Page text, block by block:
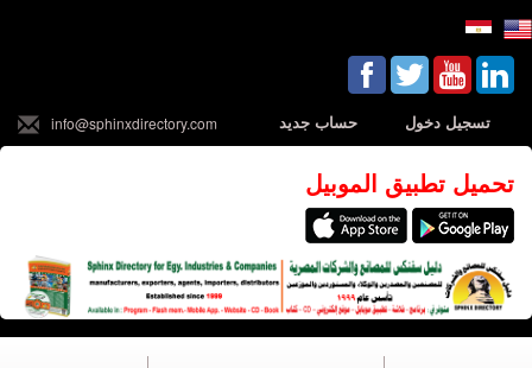
تسجيل دخول حساب جديد info@sphinxdirectory.com
تحميل تطبيق الموبيل